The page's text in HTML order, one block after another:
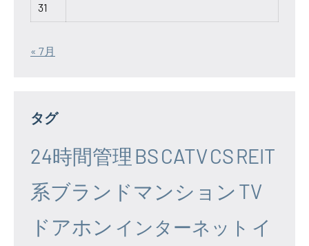
31
« 7月
タグ
24時間管理 BSCATVCSREIT
系ブランドマンション TV
ドアホン インターネット イ